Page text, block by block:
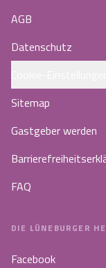
AGB
Datenschutz
Sitemap
Gastgeber werden
FAQ
DIE LÜNEBURGER
Facebook